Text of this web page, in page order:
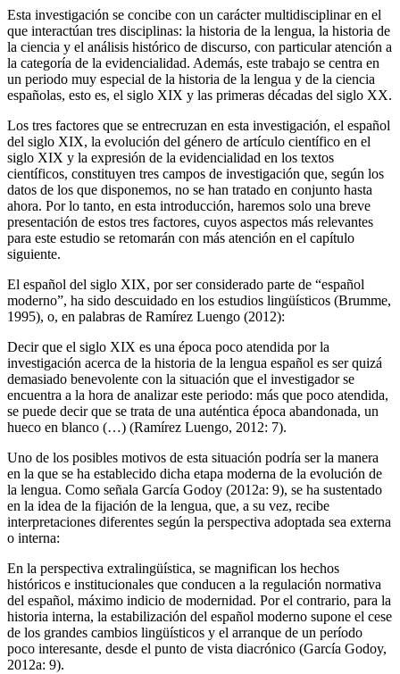
Esta investigación se concibe con un carácter multidisciplinar en el
que interactúan tres disciplinas: la historia de la lengua, la historia de
la ciencia y el análisis histórico de discurso, con particular atención a
la categoría de la evidencialidad. Además, este trabajo se centra en
un periodo muy especial de la historia de la lengua y de la ciencia
españolas, esto es, el siglo XIX y las primeras décadas del siglo XX.
Los tres factores que se entrecruzan en esta investigación, el español
del siglo XIX, la evolución del género de artículo científico en el
siglo XIX y la expresión de la evidencialidad en los textos
científicos, constituyen tres campos de investigación que, según los
datos de los que disponemos, no se han tratado en conjunto hasta
ahora. Por lo tanto, en esta introducción, haremos solo una breve
presentación de estos tres factores, cuyos aspectos más relevantes
para este estudio se retomarán con más atención en el capítulo
siguiente.
El español del siglo XIX, por ser considerado parte de “español
moderno”, ha sido descuidado en los estudios lingüísticos (Brumme,
1995), o, en palabras de Ramírez Luengo (2012):
Decir que el siglo XIX es una época poco atendida por la
investigación acerca de la historia de la lengua español es ser quizá
demasiado benevolente con la situación que el investigador se
encuentra a la hora de analizar este periodo: más que poco atendida,
se puede decir que se trata de una auténtica época abandonada, un
hueco en blanco (…) (Ramírez Luengo, 2012: 7).
Uno de los posibles motivos de esta situación podría ser la manera
en la que se ha establecido dicha etapa moderna de la evolución de
la lengua. Como señala García Godoy (2012a: 9), se ha sustentado
en la idea de la fijación de la lengua, que, a su vez, recibe
interpretaciones diferentes según la perspectiva adoptada sea externa
o interna:
En la perspectiva extralingüística, se magnifican los hechos
históricos e institucionales que conducen a la regulación normativa
del español, máximo indicio de modernidad. Por el contrario, para la
historia interna, la estabilización del español moderno supone el cese
de los grandes cambios lingüísticos y el arranque de un período
poco interesante, desde el punto de vista diacrónico (García Godoy,
2012a: 9).